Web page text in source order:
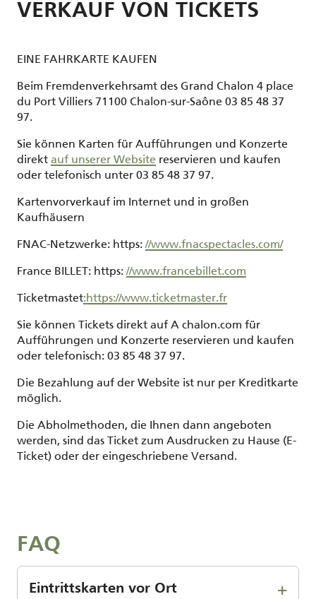
VERKAUF VON TICKETS
EINE FAHRKARTE KAUFEN
Beim Fremdenverkehrsamt des Grand Chalon 4 place
du Port Villiers 71100 Chalon-sur-Saône 03 85 48 37
97.
Sie können Karten für Aufführungen und Konzerte
direkt auf unserer Website reservieren und kaufen
oder telefonisch unter 03 85 48 37 97.
Kartenvorverkauf im Internet und in großen
Kaufhäusern
FNAC-Netzwerke: https://www.fnacspectacles.com/
France BILLET: https://www.francebillet.com
Ticketmastet:https://www.ticketmaster.fr
Sie können Tickets direkt auf A chalon.com für
Aufführungen und Konzerte reservieren und kaufen
oder telefonisch: 03 85 48 37 97.
Die Bezahlung auf der Website ist nur per Kreditkarte
möglich.
Die Abholmethoden, die Ihnen dann angeboten
werden, sind das Ticket zum Ausdrucken zu Hause (E-
Ticket) oder der eingeschriebene Versand.
FAQ
Eintrittskarten vor Ort